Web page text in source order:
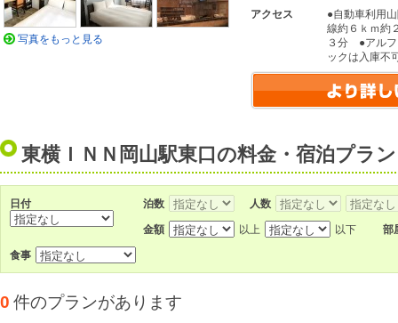
アクセス
●自動車利用
線約６ｋｍ約
３分 ●アルフ
ックは入庫不
写真をもっと見る
東横ＩＮＮ岡山駅東口の料金・宿泊プラン
日付 泊数 人数
金額 以上 以下 部
食事
0 件のプランがあります